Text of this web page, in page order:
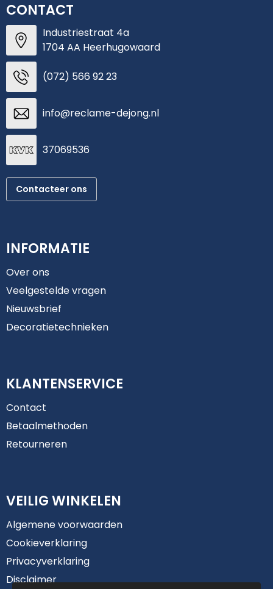
CONTACT
Industriestraat 4a
1704 AA Heerhugowaard
(072) 566 92 23
info@reclame-dejong.nl
37069536
Contacteer ons
INFORMATIE
Over ons
Veelgestelde vragen
Nieuwsbrief
Decoratietechnieken
KLANTENSERVICE
Contact
Betaalmethoden
Retourneren
VEILIG WINKELEN
Algemene voorwaarden
Cookieverklaring
Privacyverklaring
Disclaimer